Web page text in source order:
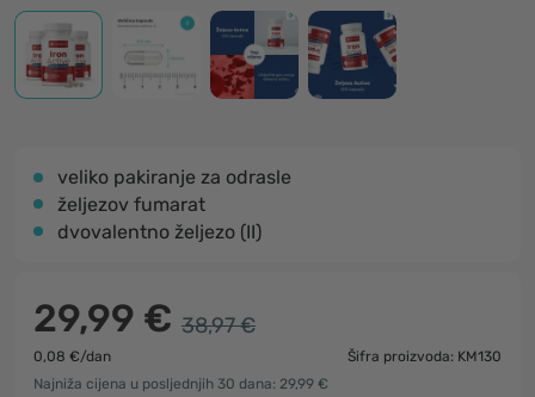
veliko pakiranje za odrasle
željezov fumarat
dvovalentno željezo (II)
29,99 € 38,97 €
0,08 €/dan
Šifra proizvoda: KM130
Najniža cijena u posljednjih 30 dana: 29,99 €